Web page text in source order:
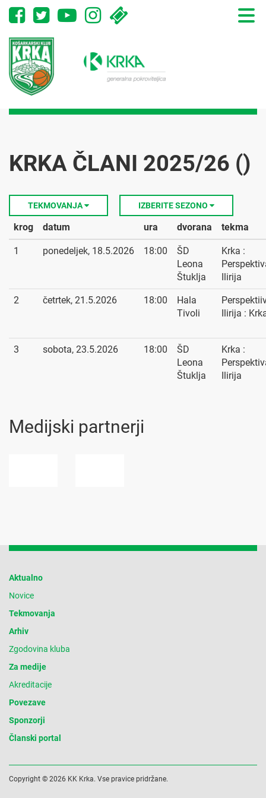
Toggle
KRKA ČLANI 2025/26 ()
TEKMOVANJA IZBERITE SEZONO
krog datum ura dvorana tekma
1 ponedeljek, 18.5.2026 18:00
ŠD
Leona
Štuklja
Krka :
Ilirija
2 četrtek, 21.5.2026 18:00
Hala
Tivoli
Ilirija :
3 sobota, 23.5.2026 18:00
ŠD
Leona
Štuklja
Krka :
Ilirija
Medijski partnerji
Aktualno
Novice
Tekmovanja
Arhiv
Zgodovina kluba
Za medije
Akreditacije
Povezave
Sponzorji
Članski portal
Copyright © 2026 KK Krka. Vse pravice pridržane.